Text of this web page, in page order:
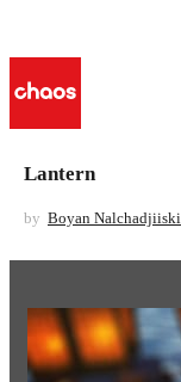
Lantern
by Boyan Nalchadjiiski